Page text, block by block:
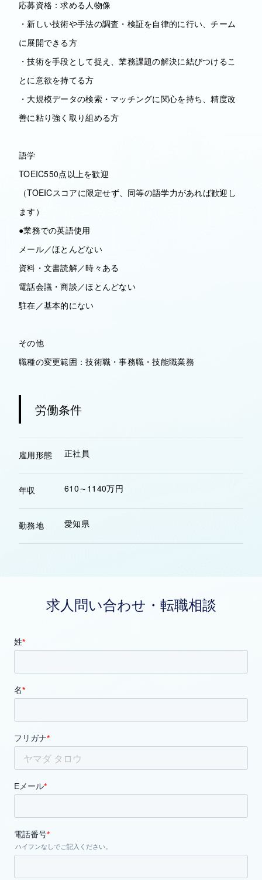
応募資格：求める人物像
・新しい技術や手法の調査・検証を自律的に行い、チーム
に展開できる方
・技術を手段として捉え、業務課題の解決に結びつけるこ
とに意欲を持てる方
・大規模データの検索・マッチングに関心を持ち、精度改
善に粘り強く取り組める方
語学
TOEIC550点以上を歓迎
（TOEICスコアに限定せず、同等の語学力があれば歓迎し
ます）
●業務での英語使用
メール／ほとんどない
資料・文書読解／時々ある
電話会議・商談／ほとんどない
駐在／基本的にない
その他
職種の変更範囲：技術職・事務職・技能職業務
労働条件
雇用形態 正社員
年収 610～1140万円
勤務地 愛知県
求人問い合わせ・転職相談